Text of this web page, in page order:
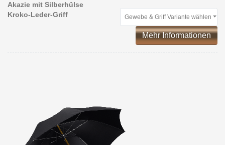
Akazie mit Silberhülse
Kroko-Leder-Griff
Gewebe & Griff Variante wählen
Mehr Informationen